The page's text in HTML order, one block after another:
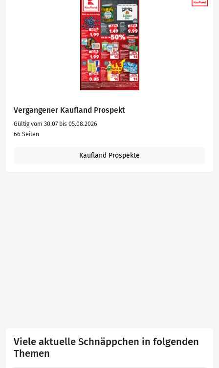
Vergangener Kaufland Prospekt
Gültig vom 30.07 bis 05.08.2026
66 Seiten
Kaufland Prospekte
Viele aktuelle Schnäppchen in folgenden
Themen